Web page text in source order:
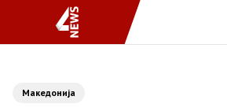
Македонија